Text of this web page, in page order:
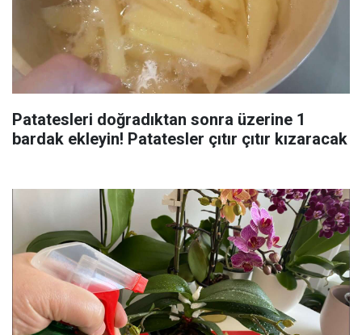
Patatesleri doğradıktan sonra üzerine 1
bardak ekleyin! Patatesler çıtır çıtır kızaracak